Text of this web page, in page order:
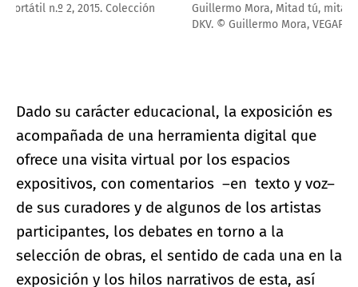
Guillermo Mora, Mitad tú, mitad yo (Emilia), 2014. Colección
DKV. © Guillermo Mora, VEGAP, 2021
Dado su carácter educacional, la exposición es
acompañada de una herramienta digital que
ofrece una visita virtual por los espacios
expositivos, con comentarios –en texto y voz–
de sus curadores y de algunos de los artistas
participantes, los debates en torno a la
selección de obras, el sentido de cada una en la
exposición y los hilos narrativos de esta, así